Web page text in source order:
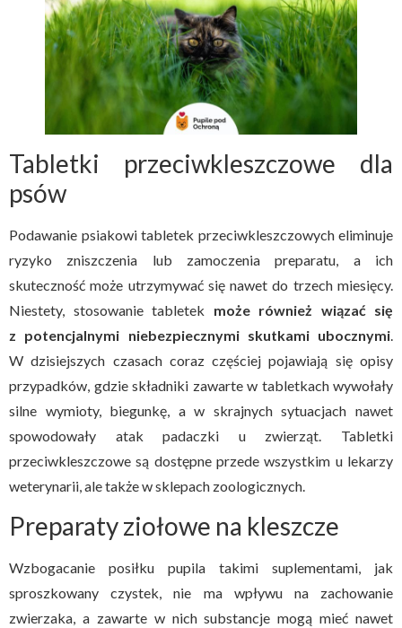
Tabletki przeciwkleszczowe dla
psów
Podawanie psiakowi tabletek przeciwkleszczowych eliminuje
ryzyko zniszczenia lub zamoczenia preparatu, a ich
skuteczność może utrzymywać się nawet do trzech miesięcy.
Niestety, stosowanie tabletek może również wiązać się
z potencjalnymi niebezpiecznymi skutkami ubocznymi.
W dzisiejszych czasach coraz częściej pojawiają się opisy
przypadków, gdzie składniki zawarte w tabletkach wywołały
silne wymioty, biegunkę, a w skrajnych sytuacjach nawet
spowodowały atak padaczki u zwierząt. Tabletki
przeciwkleszczowe są dostępne przede wszystkim u lekarzy
weterynarii, ale także w sklepach zoologicznych.
Preparaty ziołowe na kleszcze
Wzbogacanie posiłku pupila takimi suplementami, jak
sproszkowany czystek, nie ma wpływu na zachowanie
zwierzaka, a zawarte w nich substancje mogą mieć nawet